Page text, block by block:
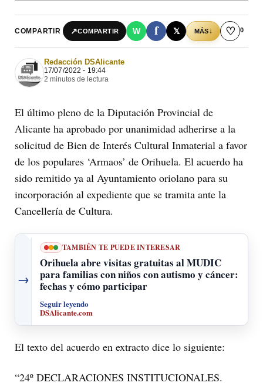
COMPARTIR ↗COMPARTIR W f 𝕏 MÁS↓ ♡ 0
Redacción DSAlicante
17/07/2022 - 19:44
2 minutos de lectura
El último pleno de la Diputación Provincial de
Alicante ha aprobado por unanimidad adherirse a la
solicitud de Bien de Interés Cultural Inmaterial a favor
de los populares ‘Armaos’ de Orihuela. El acuerdo ha
sido remitido ya al Ayuntamiento oriolano para su
incorporación al expediente que se tramita ante la
Cancellería de Cultura.
→
TAMBIÉN TE PUEDE INTERESAR
Orihuela abre visitas gratuitas al MUDIC
para familias con niños con autismo y cáncer:
fechas y cómo participar
Seguir leyendo
DSAlicante.com
El texto del acuerdo en extracto dice lo siguiente:
“24º DECLARACIONES INSTITUCIONALES.